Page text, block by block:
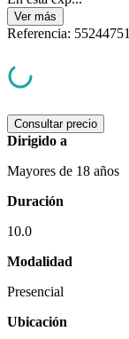
Ver más
Referencia: 55244751
Consultar precio
Dirigido a
Mayores de 18 años
Duración
10.0
Modalidad
Presencial
Ubicación